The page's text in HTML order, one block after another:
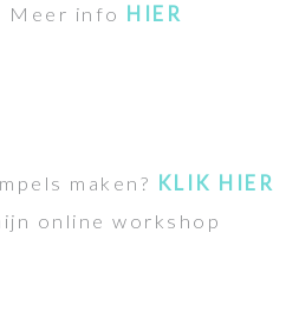
Meer info HIER
maken? KLIK HIER
online workshop